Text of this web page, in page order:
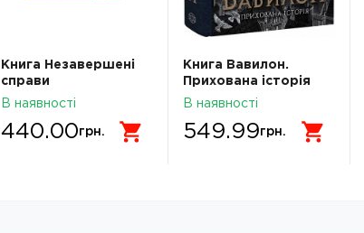
Книга Незавершені
справи
В наявності
440.00грн.
Книга Вавилон.
Прихована історія
В наявності
549.99грн.